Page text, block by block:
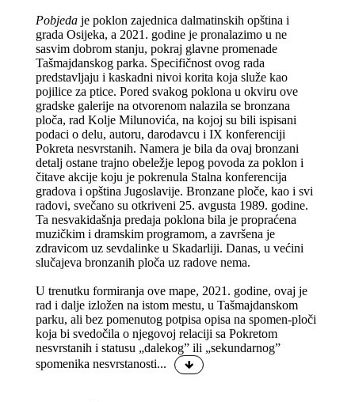
Pobjedaje poklon zajednica dalmatinskih opština i
grada Osijeka, a 2021. godine je pronalazimo u ne
sasvim dobrom stanju, pokraj glavne promenade
Tašmajdanskog parka. Specifičnost ovog rada
predstavljaju i kaskadni nivoi korita koja služe kao
pojilice za ptice. Pored svakog poklona u okviru ove
gradske galerije na otvorenom nalazila se bronzana
ploča, rad Kolje Milunovića, na kojoj su bili ispisani
podaci o delu, autoru, darodavcu i IX konferenciji
Pokreta nesvrstanih. Namera je bila da ovaj bronzani
detalj ostane trajno obeležje lepog povoda za poklon i
čitave akcije koju je pokrenula Stalna konferencija
gradova i opština Jugoslavije. Bronzane ploče, kao i svi
radovi, svečano su otkriveni 25. avgusta 1989. godine.
Ta nesvakidašnja predaja poklona bila je propraćena
muzičkim i dramskim programom, a završena je
zdravicom uz sevdalinke u Skadarliji. Danas, u većini
slučajeva bronzanih ploča uz radove nema.
U trenutku formiranja ove mape, 2021. godine, ovaj je
rad i dalje izložen na istom mestu, u Tašmajdanskom
parku, ali bez pomenutog potpisa opisa na spomen-ploči
koja bi svedočila o njegovoj relaciji sa Pokretom
nesvrstanih i statusu „dalekog” ili „sekundarnog”
spomenika nesvrstanosti...